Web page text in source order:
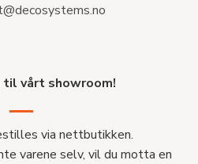
til vårt showroom!
via nettbutikken.
varene selv, vil du motta en